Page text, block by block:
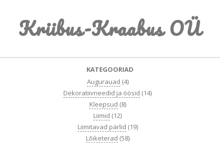
contentKriibus-Kraabus OÜ
KATEGOORIAD
Augurauad (4)
Dekoratiivneedid ja öösid (14)
Kleepsud (8)
Liimid (12)
Liimitavad pärlid (19)
Lõiketerad (58)